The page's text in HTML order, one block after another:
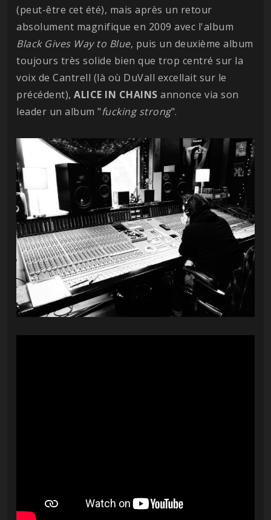
(peut-être cet été), mais après un retour
absolument magnifique en 2009 avec l'album
Black Gives Way to Blue, puis un deuxième album
toujours très solide bien que trop centré sur la
voix de Cantrell (là où DuVall excellait sur le
précédent), ALICE IN CHAINS annonce via son
leader un album "fucking strong".